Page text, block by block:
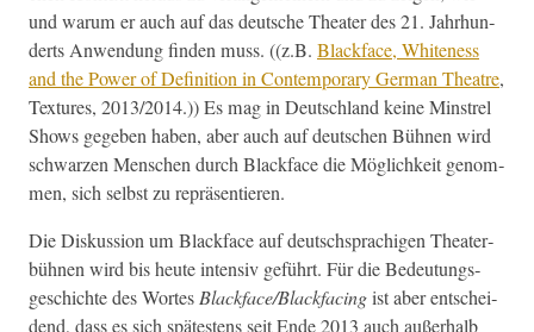
und warum er auch auf das deutsche The­ater des 21. Jahrhun­
derts Anwen­dung find­en muss. ((z.B. Black­face, White­ness
and the Pow­er of Def­i­n­i­tion in Con­tem­po­rary Ger­man The­atre,
Tex­tures, 2013/2014.)) Es mag in Deutsch­land keine Min­strel
Shows gegeben haben, aber auch auf deutschen Büh­nen wird
schwarzen Men­schen durch Black­face die Möglichkeit genom­
men, sich selb­st zu repräsentieren.
Die Diskus­sion um Black­face auf deutschsprachi­gen The­ater­
büh­nen wird bis heute inten­siv geführt. Für die Bedeu­tungs­
geschichte des Wortes Blackface/Blackfacingist aber entschei­
dend, dass es sich spätestens seit Ende 2013 auch außer­halb